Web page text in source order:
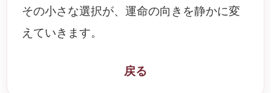
その小さな選択が、運命の向きを静かに変
えていきます。
戻る